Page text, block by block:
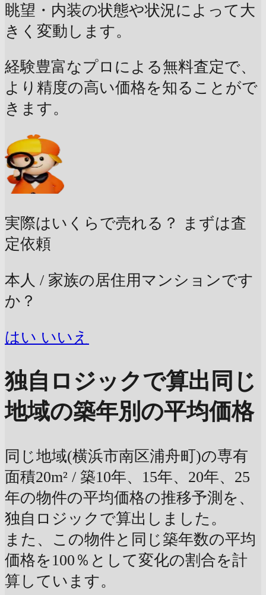
眺望・内装の状態や状況によって大
きく変動します。
経験豊富なプロによる無料査定で、
より精度の高い価格を知ることがで
きます。
実際はいくらで売れる？
まずは査
定依頼
本人 / 家族の居住用マンションです
か？
はい いいえ
独自ロジックで算出 同じ
地域の築年別の平均価格
同じ地域(横浜市南区浦舟町)の専有
面積20m² / 築10年、15年、20年、25
年の物件の平均価格の推移予測を、
独自ロジックで算出しました。
また、この物件と同じ築年数の平均
価格を100％として変化の割合を計
算しています。